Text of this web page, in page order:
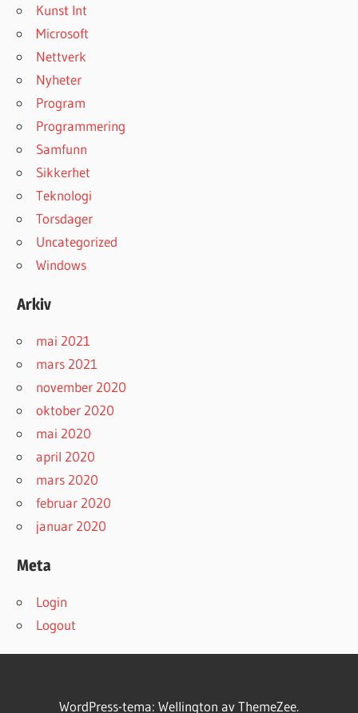
Kunst Int
Microsoft
Nettverk
Nyheter
Program
Programmering
Samfunn
Sikkerhet
Teknologi
Torsdager
Uncategorized
Windows
Arkiv
mai 2021
mars 2021
november 2020
oktober 2020
mai 2020
april 2020
mars 2020
februar 2020
januar 2020
Meta
Login
Logout
WordPress-tema: Wellington av ThemeZee.